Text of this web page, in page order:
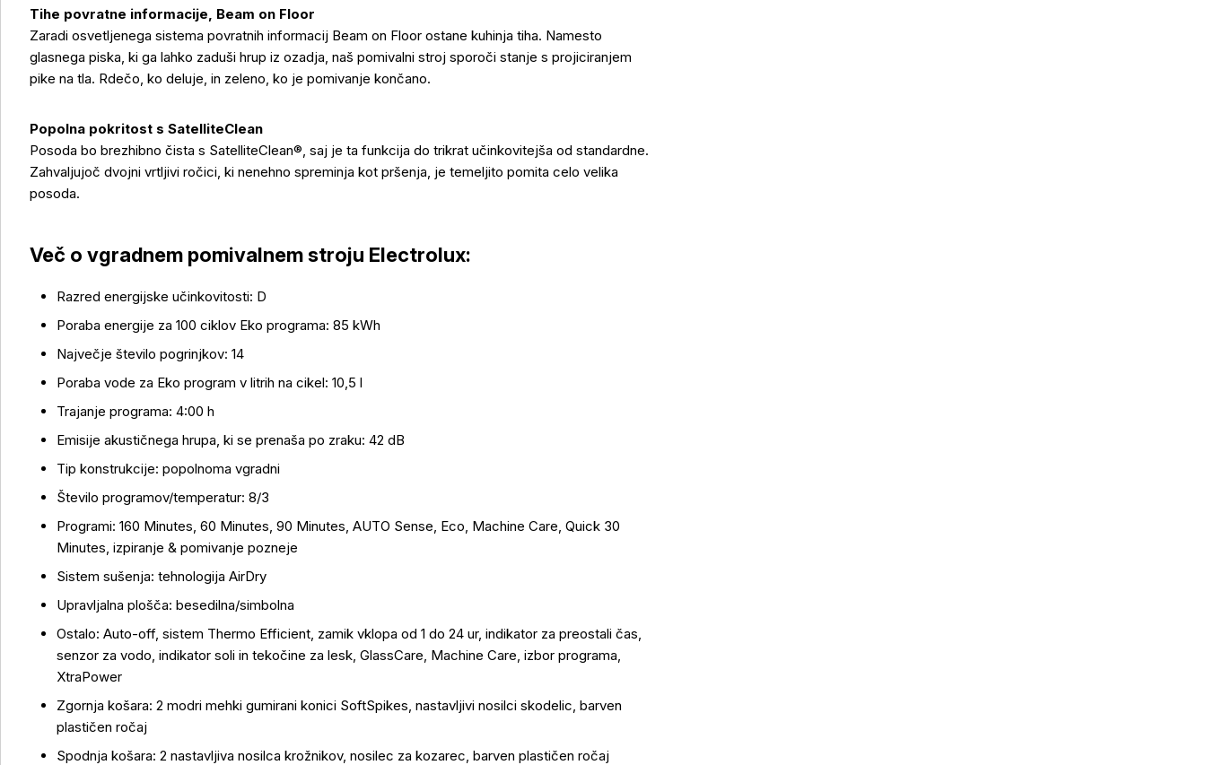
Več o izdelku
Tihe povratne informacije, Beam on Floor
Zaradi osvetljenega sistema povratnih informacij Beam on Floor ostane kuhinja tiha. Namesto
glasnega piska, ki ga lahko zaduši hrup iz ozadja, naš pomivalni stroj sporoči stanje s projiciranjem
pike na tla. Rdečo, ko deluje, in zeleno, ko je pomivanje končano.
Popolna pokritost s SatelliteClean
Posoda bo brezhibno čista s SatelliteClean®, saj je ta funkcija do trikrat učinkovitejša od standardne.
Zahvaljujoč dvojni vrtljivi ročici, ki nenehno spreminja kot pršenja, je temeljito pomita celo velika
posoda.
Več o vgradnem pomivalnem stroju Electrolux:
Razred energijske učinkovitosti: D
Poraba energije za 100 ciklov Eko programa: 85 kWh
Največje število pogrinjkov: 14
Poraba vode za Eko program v litrih na cikel: 10,5 l
Trajanje programa: 4:00 h
Emisije akustičnega hrupa, ki se prenaša po zraku: 42 dB
Tip konstrukcije: popolnoma vgradni
Število programov/temperatur: 8/3
Programi: 160 Minutes, 60 Minutes, 90 Minutes, AUTO Sense, Eco, Machine Care, Quick 30
Minutes, izpiranje & pomivanje pozneje
Sistem sušenja: tehnologija AirDry
Upravljalna plošča: besedilna/simbolna
Ostalo: Auto-off, sistem Thermo Efficient, zamik vklopa od 1 do 24 ur, indikator za preostali čas,
senzor za vodo, indikator soli in tekočine za lesk, GlassCare, Machine Care, izbor programa,
XtraPower
Zgornja košara: 2 modri mehki gumirani konici SoftSpikes, nastavljivi nosilci skodelic, barven
plastičen ročaj
Spodnja košara: 2 nastavljiva nosilca krožnikov, nosilec za kozarec, barven plastičen ročaj